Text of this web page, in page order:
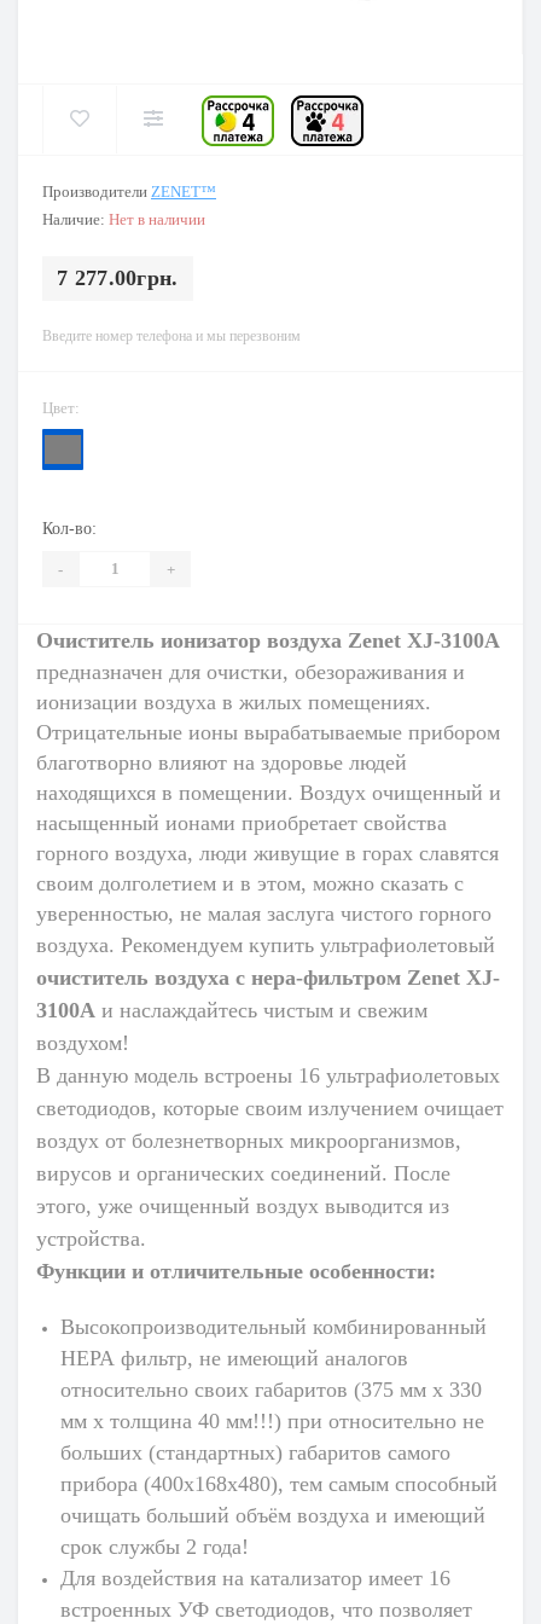
Производители ZENET™
Наличие: Нет в наличии
7 277.00грн.
Введите номер телефона и мы перезвоним
Цвет:
Кол-во:
- +
Очиститель ионизатор воздуха Zenet XJ-3100A
предназначен для очистки, обезораживания и
ионизации воздуха в жилых помещениях.
Отрицательные ионы вырабатываемые прибором
благотворно влияют на здоровье людей
находящихся в помещении. Воздух очищенный и
насыщенный ионами приобретает свойства
горного воздуха, люди живущие в горах славятся
своим долголетием и в этом, можно сказать с
уверенностью, не малая заслуга чистого горного
воздуха. Рекомендуем купить ультрафиолетовый
очиститель воздуха с нера-фильтром Zenet XJ-
3100A и наслаждайтесь чистым и свежим
воздухом!
В данную модель встроены 16 ультрафиолетовых
светодиодов, которые своим излучением очищает
воздух от болезнетворных микроорганизмов,
вирусов и органических соединений. После
этого, уже очищенный воздух выводится из
устройства.
Функции и отличительные особенности:
Высокопроизводительный комбинированный
НЕРА фильтр, не имеющий аналогов
относительно своих габаритов (375 мм х 330
мм х толщина 40 мм!!!) при относительно не
больших (стандартных) габаритов самого
прибора (400x168x480), тем самым способный
очищать больший объём воздуха и имеющий
срок службы 2 года!
Для воздействия на катализатор имеет 16
встроенных УФ светодиодов, что позволяет